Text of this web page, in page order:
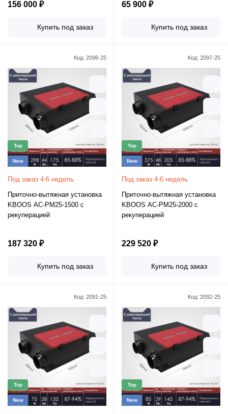
156 000 ₽
Купить под заказ
65 900 ₽
Купить под заказ
Код: 2096-25
Top
New
Под заказ 4-6 недель
Приточно-вытяжная установка
KBOOS AC-PM25-1500 с
рекуперацией
187 320 ₽
Купить под заказ
Код: 2097-25
Top
New
Под заказ 4-6 недель
Приточно-вытяжная установка
KBOOS AC-PM25-2000 с
рекуперацией
229 520 ₽
Купить под заказ
Код: 2091-25
Top
New
Код: 2092-25
Top
New